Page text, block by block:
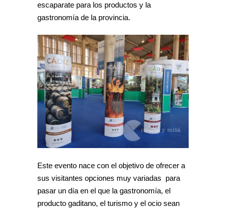
escaparate para los productos y la
gastronomía de la provincia.
Este evento nace con el objetivo de ofrecer a
sus visitantes opciones muy variadas para
pasar un día en el que la gastronomía, el
producto gaditano, el turismo y el ocio sean